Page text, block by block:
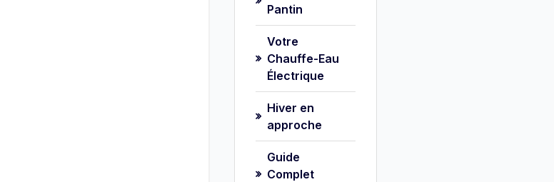
Pantin
Votre
Chauffe-Eau
Électrique
Hiver en
approche
Guide
Complet